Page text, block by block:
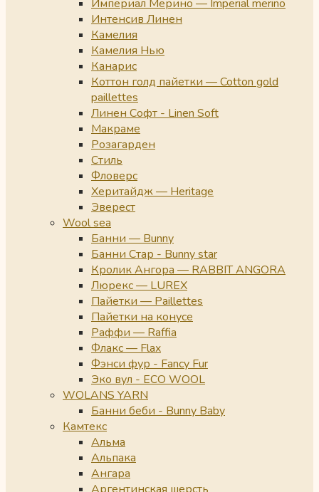
Империал Мерино — Imperial merino
Интенсив Линен
Камелия
Камелия Нью
Канарис
Коттон голд пайетки — Cotton gold
paillettes
Линен Софт - Linen Soft
Макраме
Розагарден
Стиль
Фловерс
Херитайдж — Heritage
Эверест
Wool sea
Банни — Bunny
Банни Стар - Bunny star
Кролик Ангора — RABBIT ANGORA
Люрекс — LUREX
Пайетки — Paillettes
Пайетки на конусе
Раффи — Raffia
Флакс — Flax
Фэнси фур - Fancy Fur
Эко вул - ECO WOOL
WOLANS YARN
Банни беби - Bunny Baby
Камтекс
Альма
Альпака
Ангара